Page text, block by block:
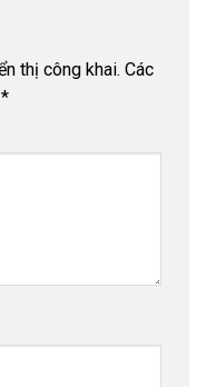
thị công khai. Các
*